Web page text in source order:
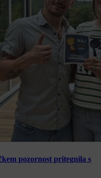
pozornost pritegnila s